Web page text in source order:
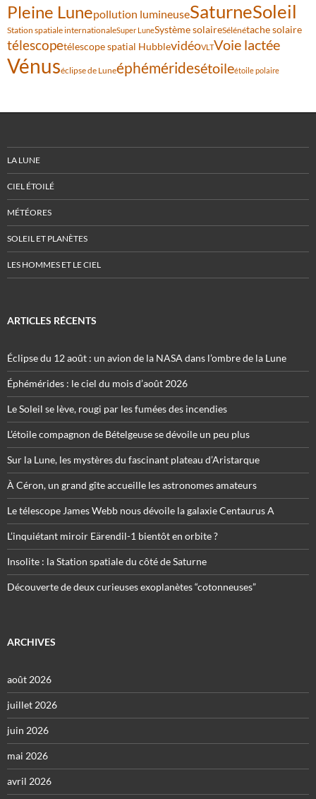
Pleine Lunepollution lumineuseSaturneSoleil
Station spatiale internationaleSuper LuneSystème solaireSélénétache solaire
télescopetélescope spatial HubblevidéoVLTVoie lactée
Vénuséclipse de Luneéphéméridesétoileétoile polaire
LA LUNE
CIEL ÉTOILÉ
MÉTÉORES
SOLEIL ET PLANÈTES
LES HOMMES ET LE CIEL
ARTICLES RÉCENTS
Éclipse du 12 août : un avion de la NASA dans l’ombre de la Lune
Éphémérides : le ciel du mois d’août 2026
Le Soleil se lève, rougi par les fumées des incendies
L’étoile compagnon de Bételgeuse se dévoile un peu plus
Sur la Lune, les mystères du fascinant plateau d’Aristarque
À Céron, un grand gîte accueille les astronomes amateurs
Le télescope James Webb nous dévoile la galaxie Centaurus A
L’inquiétant miroir Eärendil-1 bientôt en orbite ?
Insolite : la Station spatiale du côté de Saturne
Découverte de deux curieuses exoplanètes “cotonneuses”
ARCHIVES
août 2026
juillet 2026
juin 2026
mai 2026
avril 2026